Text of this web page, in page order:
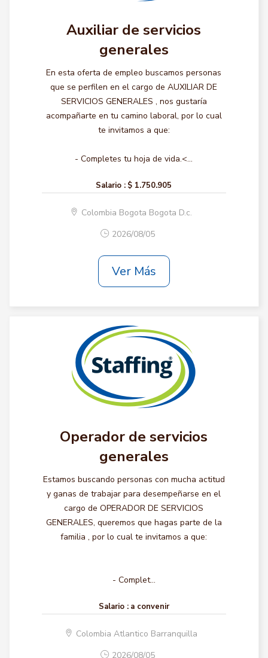
Auxiliar de servicios
generales
En esta oferta de empleo buscamos personas
que se perfilen en el cargo de AUXILIAR DE
SERVICIOS GENERALES , nos gustaría
acompañarte en tu camino laboral, por lo cual
te invitamos a que:
- Completes tu hoja de vida.<...
Salario : $ 1.750.905
Colombia Bogota Bogota D.c.
2026/08/05
Ver Más
Operador de servicios
generales
Estamos buscando personas con mucha actitud
y ganas de trabajar para desempeñarse en el
cargo de OPERADOR DE SERVICIOS
GENERALES, queremos que hagas parte de la
familia , por lo cual te invitamos a que:
- Complet...
Salario : a convenir
Colombia Atlantico Barranquilla
2026/08/05